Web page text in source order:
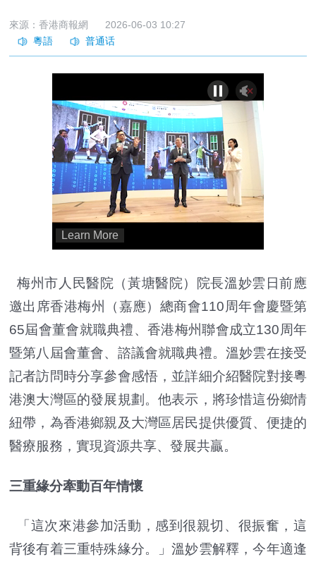
來源：香港商報網 2026-06-03 10:27
梅州市人民醫院（黃塘醫院）院長溫妙雲日前應
邀出席香港梅州（嘉應）總商會110周年會慶暨第
65屆會董會就職典禮、香港梅州聯會成立130周年
暨第八屆會董會、諮議會就職典禮。溫妙雲在接受
記者訪問時分享參會感悟，並詳細介紹醫院對接粵
港澳大灣區的發展規劃。他表示，將珍惜這份鄉情
紐帶，為香港鄉親及大灣區居民提供優質、便捷的
醫療服務，實現資源共享、發展共贏。
三重緣分牽動百年情懷
「這次來港參加活動，感到很親切、很振奮，這
背後有着三重特殊緣分。」溫妙雲解釋，今年適逢